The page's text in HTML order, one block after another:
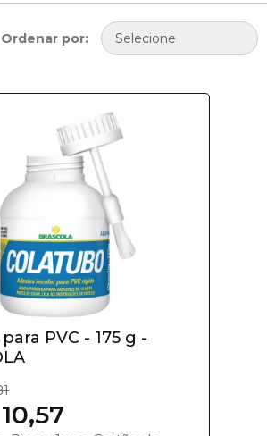
Ordenar por:
PVC - 175 g -